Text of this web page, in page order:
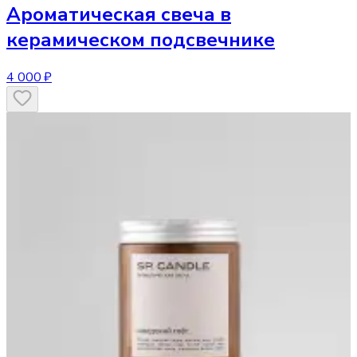
Ароматическая свеча в
керамическом подсвечнике
4 000 ₽